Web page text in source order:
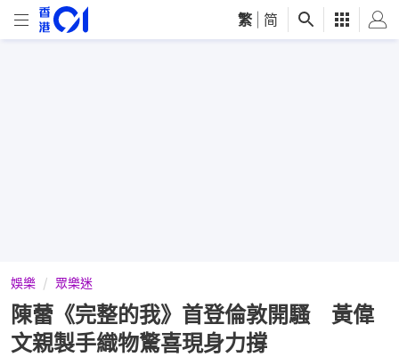
繁 简
娛樂 眾樂迷
陳蕾《完整的我》首登倫敦開騷 黃偉
文親製手織物驚喜現身力撐